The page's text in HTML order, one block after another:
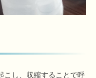
こし、収縮することで呼